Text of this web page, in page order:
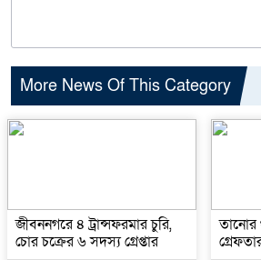
More News Of This Category
জীবননগরে ৪ ট্রান্সফরমার চুরি,
চোর চক্রের ৬ সদস্য গ্রেপ্তার
তানোর